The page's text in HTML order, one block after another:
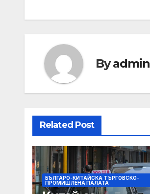
Byadmin
Related Post
БЪЛГАРО-КИТАЙСКА ТЪРГОВСКО-
ПРОМИШЛЕНА ПАЛАТА